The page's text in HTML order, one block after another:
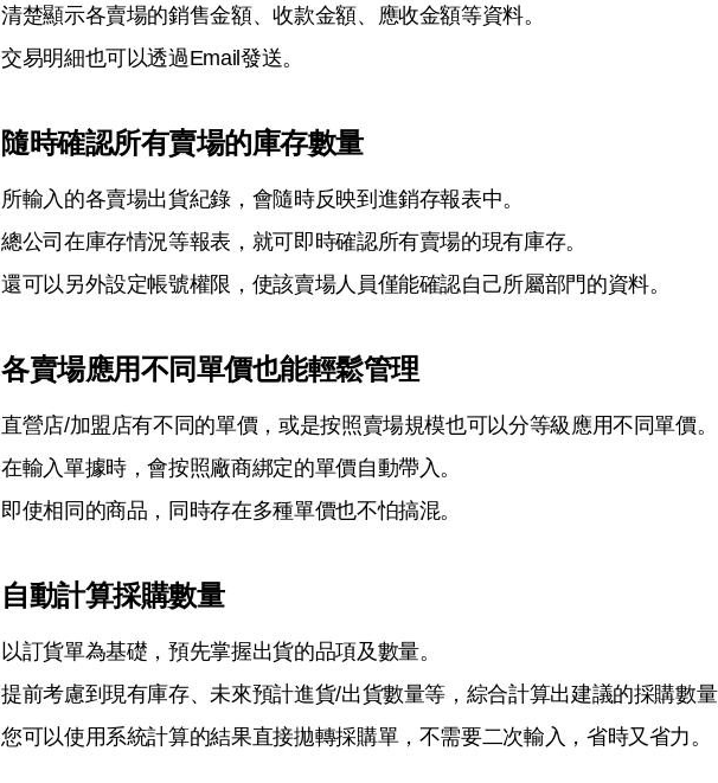
清楚顯示各賣場的銷售金額、收款金額、應收金額等資料。
交易明細也可以透過Email發送。
隨時確認所有賣場的庫存數量
所輸入的各賣場出貨紀錄，會隨時反映到進銷存報表中。
總公司在庫存情況等報表，就可即時確認所有賣場的現有庫存。
還可以另外設定帳號權限，使該賣場人員僅能確認自己所屬部門的資料。
各賣場應用不同單價也能輕鬆管理
直營店/加盟店有不同的單價，或是按照賣場規模也可以分等級應用不同單價。
在輸入單據時，會按照廠商綁定的單價自動帶入。
即使相同的商品，同時存在多種單價也不怕搞混。
自動計算採購數量
以訂貨單為基礎，預先掌握出貨的品項及數量。
提前考慮到現有庫存、未來預計進貨/出貨數量等，綜合計算出建議的採購數
您可以使用系統計算的結果直接拋轉採購單，不需要二次輸入，省時又省力。